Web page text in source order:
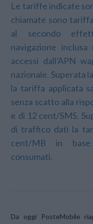
Le tariffe indicate
chiamate sono
al secondo
navigazione
accessi dall’APN
nazionale. Superata
la tariffa applicata
senza scatto alla
e di 12 cent/SMS.
di traffico dati la
cent/MB in
consumati.
Da oggi PosteMobile